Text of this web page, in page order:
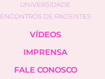
UNIVERSIDADE
ENCONTROS DE PACIENTES
VÍDEOS
IMPRENSA
FALE CONOSCO